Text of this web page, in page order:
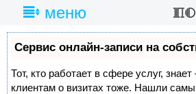
меню
Сервис онлайн-записи на
Тот, кто работает в сфере услуг,
клиентам о визитах тоже. Нашли